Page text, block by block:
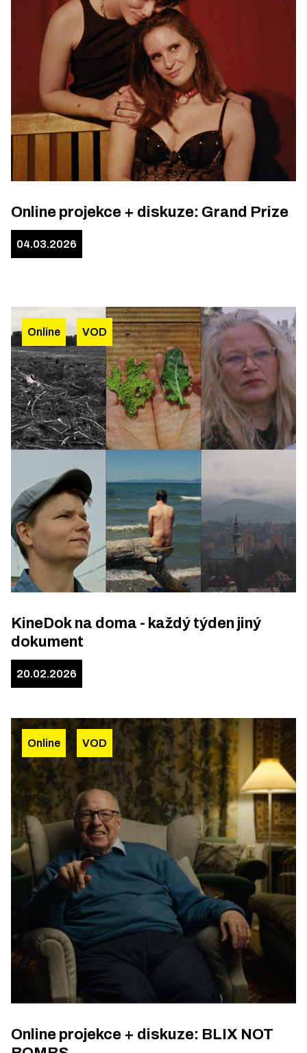
Online projekce + diskuze: Grand Prize
04.03.2026
Online VOD
KineDok na doma - každý týden jiný
dokument
20.02.2026
Online VOD
Online projekce + diskuze: BLIX NOT